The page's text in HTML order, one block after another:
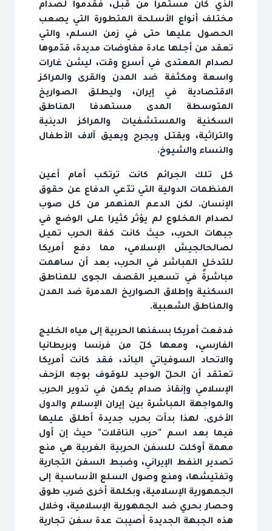
الذي كان مستمرا من قبل، فقدموا لصدام
مختلف أنواع الأسلحة المتطورة التي يصعب
الحصول عليها حتى في زمن السلم، والتي
تعقد من أجلها عادة مفاوضات مديدة، قدّموها
لصدام المعتدى في أسرع وقت، ليشن غارات
واسعة ومكثفة ضد المدن والقرى والمراكز
الاقتصادية في إيران، وليطلق الصواريخ
المتوسطة المدى مستهدفا المناطق
السكنية والمستشفيات والمراكز الدينية
والتراثية، ويقتل ويجرح ويعيق آلاف الأطفال
والنساء والشيوخ.
كل تلك الجرائم كانت ترتكب أمام أعين
المنظمات الدولية التي تدّعي الدفاع عن حقوق
الإنسان. لكن الدعم المنهمر من كل صوب
لصدام المخلوع لم يؤثر كثيرا على الوضع في
جبهات الحرب، حيث كانت كفة الحرب تميل
لصالح‏الجيش الإسلامي، مما دفع أمريكا
للتدخل المباشر في الحرب، بعد أن ساهمت
مباشرةً في تسعير القصف الجوى للمناطق
السكنية وإطلاق الصواريخ المدمرة ضد المدن
والمناطق الشعبية.
فدفعت أمريكا بسفنها الحربية إلى مياه الخليج
الفارسي، ومعها كلّ من فرنسا وبريطانيا
والاتحاد السوفياتي البائد، فقد كانت أمريكا
تعتقد أن الحلّ الوحيد للوقوف بوجه الزحف
الإسلامي وإنقاذ صدام يكمن في تدوير الحرب
والمواجهة المباشرة بين إيران الإسلام والدول
الأخرى. لهذا بدأت بحرب جديدة أطلق عليها
فيما بعد اسم "حرب الناقلات" حيث إن أول
مهمة أوكلت للسفن الحربية الغربية هي منع
تصدير النفط الإيراني، وضبط السفن التجارية
وتفتيشها، ومنع وصول السلع الأساسية إلى
الجمهورية الإسلامية، وبكلمة أخرى ضرب طوق
وحصار بحري ضد الجمهورية الإسلامية، وخلال
هذه الجبهة الجديدة أصيبت عدة سفن تجارية